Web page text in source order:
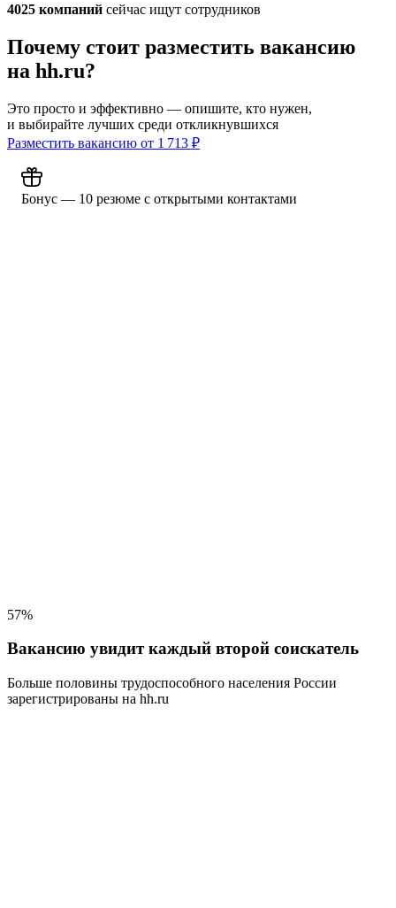
4025 компаний сейчас ищут сотрудников
Почему стоит разместить вакансию
на hh.ru?
Это просто и эффективно — опишите, кто нужен,
и выбирайте лучших среди откликнувшихся
Разместить вакансию от 1 713 ₽
Бонус — 10 резюме с открытыми контактами
57%
Вакансию увидит каждый второй соискатель
Больше половины трудоспособного населения России
зарегистрированы на hh.ru